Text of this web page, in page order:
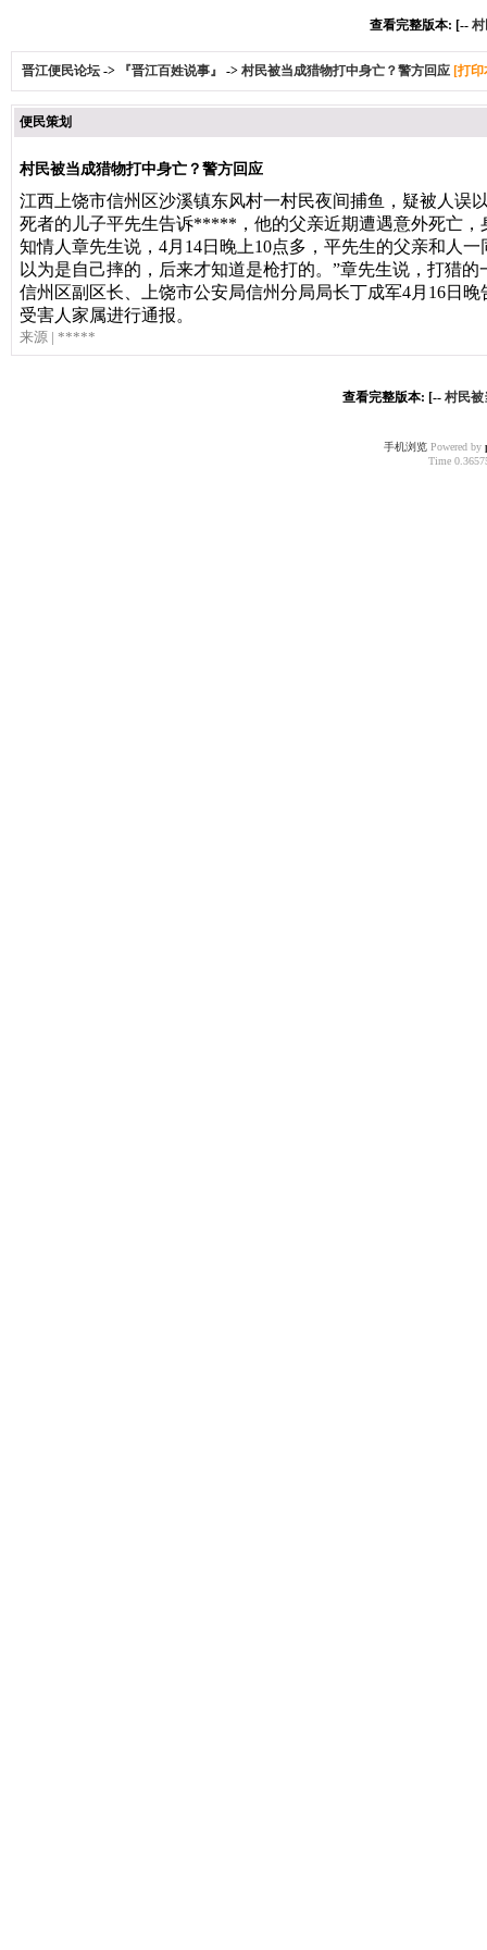
查看完整版本: [--
晋江便民论坛 -> 『晋江百姓说事』 -> 村民被当成猎物打中身亡？警方回应 [打
便民策划
村民被当成猎物打中身亡？警方回应
江西上饶市信州区沙溪镇东风村一村民夜间捕鱼，疑被人
死者的儿子平先生告诉*****，他的父亲近期遭遇意外死亡，
知情人章先生说，4月14日晚上10点多，平先生的父亲和人
以为是自己摔的，后来才知道是枪打的。 ”章先生说，打猎
信州区副区长、上饶市公安局信州分局局长丁成军4月16日
受害人家属进行通报。
来源 | *****
查看完整版本: [-- 村民被
手机浏览Powered by
Time